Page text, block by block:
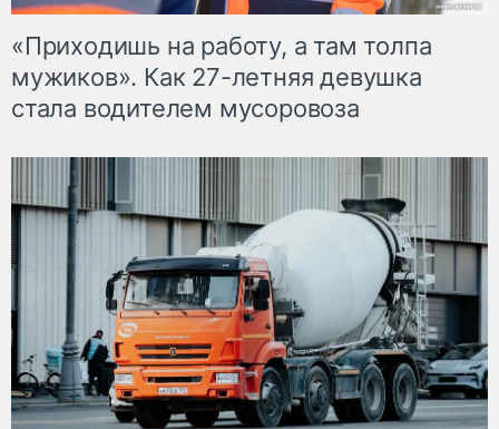
«Приходишь на работу, а там толпа
мужиков». Как 27-летняя девушка
стала водителем мусоровоза